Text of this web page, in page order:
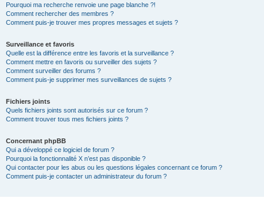
Pourquoi ma recherche renvoie une page blanche ?!
Comment rechercher des membres ?
Comment puis-je trouver mes propres messages et sujets ?
Surveillance et favoris
Quelle est la différence entre les favoris et la surveillance ?
Comment mettre en favoris ou surveiller des sujets ?
Comment surveiller des forums ?
Comment puis-je supprimer mes surveillances de sujets ?
Fichiers joints
Quels fichiers joints sont autorisés sur ce forum ?
Comment trouver tous mes fichiers joints ?
Concernant phpBB
Qui a développé ce logiciel de forum ?
Pourquoi la fonctionnalité X n’est pas disponible ?
Qui contacter pour les abus ou les questions légales concernant ce forum ?
Comment puis-je contacter un administrateur du forum ?